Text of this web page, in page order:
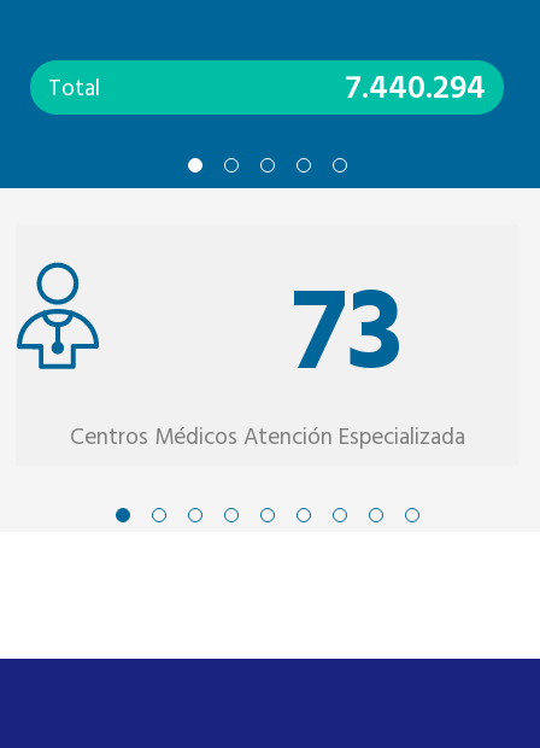
Total 7.440.294
73
Centros Médicos Atención Especializada